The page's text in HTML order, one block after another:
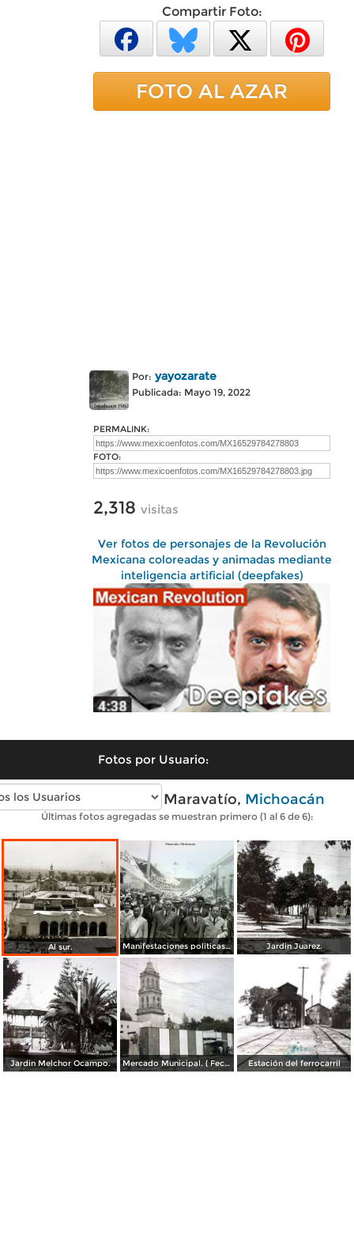
Compartir Foto:
FOTO AL AZAR
Por: yayozarate
Publicada: Mayo 19, 2022
PERMALINK:
FOTO:
2,318 visitas
Ver fotos de personajes de la Revolución
Mexicana coloreadas y animadas mediante
inteligencia artificial (deepfakes)
Fotos por Usuario:
Fotos antiguas de Maravatío, Michoacán
Últimas fotos agregadas se muestran primero (1 al 6 de 6):
Al sur. Manifestaciones politicas en Maravatio Michoacán. ( Fechada el 19 de Abril de 1944 ). Jardin Juarez.
Jardin Melchor Ocampo. Mercado Municipal. ( Fechada el 26 de Octubre de 1963 ). Estación del ferrocarril